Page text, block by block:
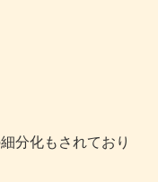
分化もされており